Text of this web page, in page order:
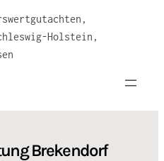
Holstein,
Brekendorf